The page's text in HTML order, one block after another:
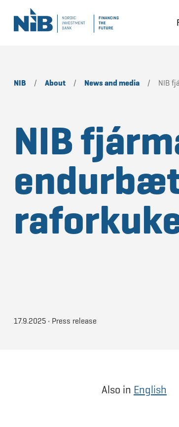
NIB / About / News and media / NIB
NIB
17.9.2025 • Press release
Also in English